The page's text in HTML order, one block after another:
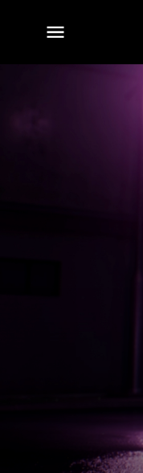
전체